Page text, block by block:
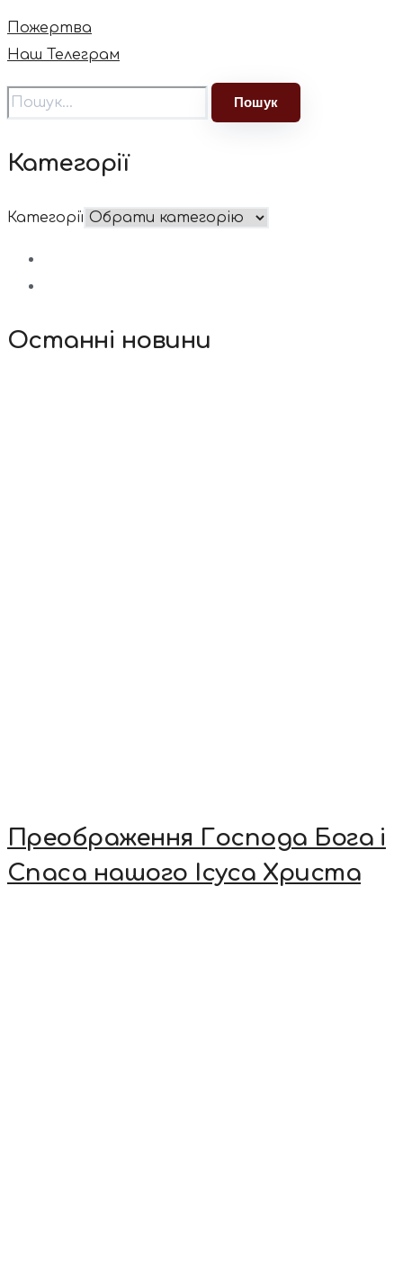
Пожертва
Наш Телеграм
Категорії
Категорії
Останні новини
Преображення Господа Бога і
Спаса нашого Ісуса Христа